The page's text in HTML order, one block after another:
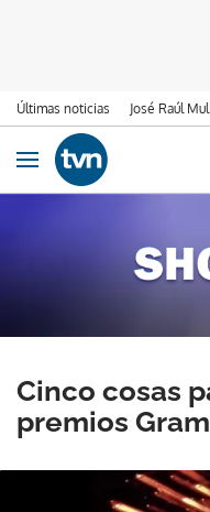
Últimas noticias José Raúl
Ir al contenido
Obrir navegació
Cinco cosas
premios